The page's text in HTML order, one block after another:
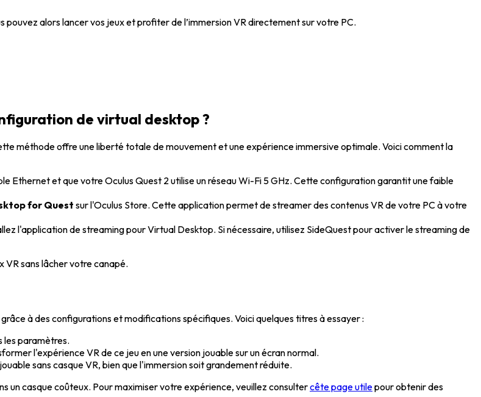
alors lancer vos jeux et profiter de l’immersion VR directement sur votre PC.
de virtual desktop ?
méthode offre une liberté totale de mouvement et une expérience immersive optimale. Voici comment la
Ethernet et que votre Oculus Quest 2 utilise un réseau Wi-Fi 5 GHz. Cette configuration garantit une faible
for Questsur l'Oculus Store. Cette application permet de streamer des contenus VR de votre PC à votre
l'application de streaming pour Virtual Desktop. Si nécessaire, utilisez SideQuest pour activer le streaming de
VR sans lâcher votre canapé.
à des configurations et modifications spécifiques. Voici quelques titres à essayer :
les paramètres.
l'expérience VR de ce jeu en une version jouable sur un écran normal.
sans casque VR, bien que l'immersion soit grandement réduite.
casque coûteux. Pour maximiser votre expérience, veuillez consultercête page utilepour obtenir des